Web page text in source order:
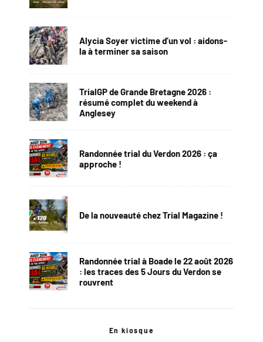
Alycia Soyer victime d’un vol : aidons-
la à terminer sa saison
TrialGP de Grande Bretagne 2026 :
résumé complet du weekend à
Anglesey
Randonnée trial du Verdon 2026 : ça
approche !
De la nouveauté chez Trial Magazine !
Randonnée trial à Boade le 22 août 2026
: les traces des 5 Jours du Verdon se
rouvrent
En kiosque